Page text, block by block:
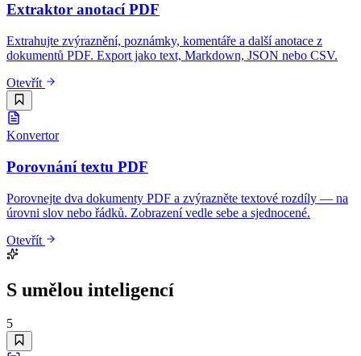
Extraktor anotací PDF
Extrahujte zvýraznění, poznámky, komentáře a další anotace z
dokumentů PDF. Export jako text, Markdown, JSON nebo CSV.
Otevřít
Konvertor
Porovnání textu PDF
Porovnejte dva dokumenty PDF a zvýrazněte textové rozdíly — na
úrovni slov nebo řádků. Zobrazení vedle sebe a sjednocené.
Otevřít
S umělou inteligencí
5